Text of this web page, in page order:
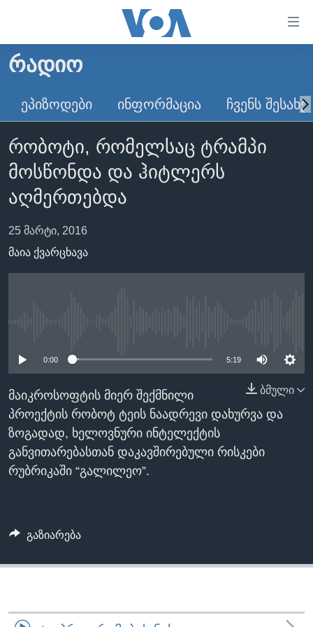
ხელმისაწვდომობისთვის
გადადით
მთავარზე
გადადით
მთავარ
ნავიგაციაზე
გადადით
ძიებაზე
ᲛᲗᲐᲕᲐᲠᲘ
ᲐᲮᲐᲚᲘ ᲐᲛᲑᲔᲑᲘ
ᲡᲐᲥᲐᲠᲗᲕᲔᲚᲝ
ᲐᲨᲨ
ᲐᲨᲨ-ᲘᲡ ᲐᲠᲩᲔᲕᲜᲔᲑᲘ 2024
ᲛᲡᲝᲤᲚᲘᲝ
ᲕᲘᲓᲔᲝᲔᲑᲘ
ᲒᲐᲓᲐᲪᲔᲛᲔᲑᲘ
ᲕᲐᲨᲘᲜᲒᲢᲝᲜᲘ ᲓᲦᲔᲡ
ᲡᲮᲕᲐ ᲡᲘᲐᲮᲚᲔᲔᲑᲘ
ᲛᲔᲪᲜᲘᲔᲠᲔᲑᲐ
ᲘᲜᲢᲔᲠᲕᲘᲣ
ᲙᲣᲚᲢᲣᲠᲐ
ᲒᲐᲚᲘᲚᲔᲝ
ᲓᲔᲖᲘᲜᲤᲝᲠᲛᲐᲪᲘᲐ
ᲗᲕᲐᲚᲘ ᲒᲕᲐᲓᲔᲕᲜᲔᲗ
ენები
ᲠᲐᲓᲘᲝ
ᲔᲞᲘᲖᲝᲓᲔᲑᲘ ᲘᲜᲤᲝᲠᲛᲐᲪᲘᲐ ᲩᲕᲔᲜᲡ
რობოტი, რომელსაც ტრამპი
მოსწონდა და ჰიტლერს
აღმერთებდა
25 მარტი, 2016
მაია ქვარცხავა
0:00 5:19
ბმული
მაიკროსოფტის მიერ შექმნილი
პროექტის რობოტ ტეის ნაადრევი დახურვა და
ზოგადად, ხელოვნური ინტელექტის
განვითარებასთან დაკავშირებული რისკები
რუბრიკაში “გალილეო”.
გაზიარება